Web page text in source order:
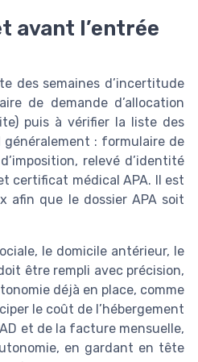
avant l’entrée
des semaines d’incertitude
de demande d’allocation
puis à vérifier la liste des
généralement : formulaire de
relevé d’identité
certificat médical APA. Il est
afin que le dossier APA soit
le domicile antérieur, le
être rempli avec précision,
déjà en place, comme
le coût de l’hébergement
et de la facture mensuelle,
en gardant en tête